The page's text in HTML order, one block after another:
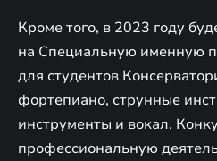
Кроме того, в 2023 году
на Специальную именную
для студентов
фортепиано, струнные
инструменты и вокал.
профессиональную